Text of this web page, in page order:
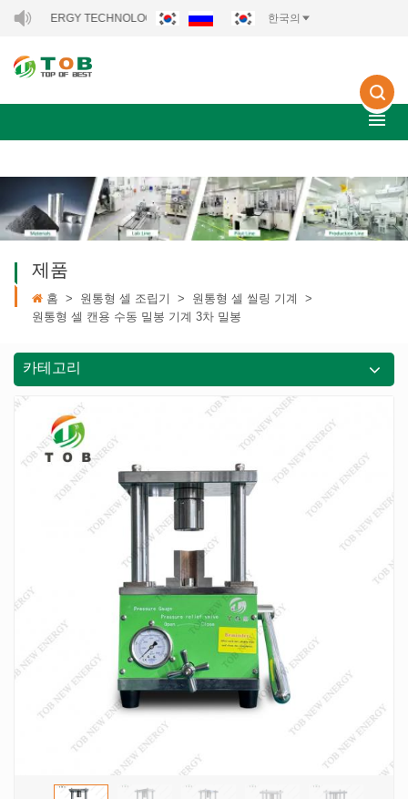
TECHNOLOGY CO., LTD.. 한국의
제품
홈 > 원통형 셀 조립기 > 원통형 셀 씰링 기계
>
원통형 셀 캔용 수동 밀봉 기계 3차 밀봉
카테고리